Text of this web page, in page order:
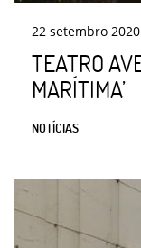
22 setembro 2020
TEATRO
MARÍTIMA’
NOTÍCIAS